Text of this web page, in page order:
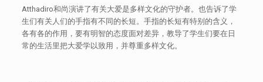
Atthadiro和尚演讲了有关大爱是多样文化的守护者。也告诉了学
生们有关人们的手指有不同的长短。手指的长短有特别的含义，
各有各的作用，要有明智的态度面对差异，教导了学生们要在日
常的生活里把大爱学以致用，并尊重多样文化。